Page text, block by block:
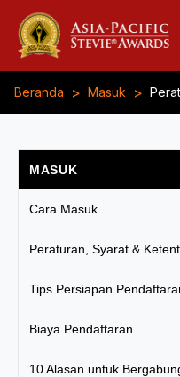
Beranda > Masuk >
MASUK
Cara Masuk
Peraturan, Syarat &
Tips Persiapan
Biaya Pendaftaran
10 Alasan untuk